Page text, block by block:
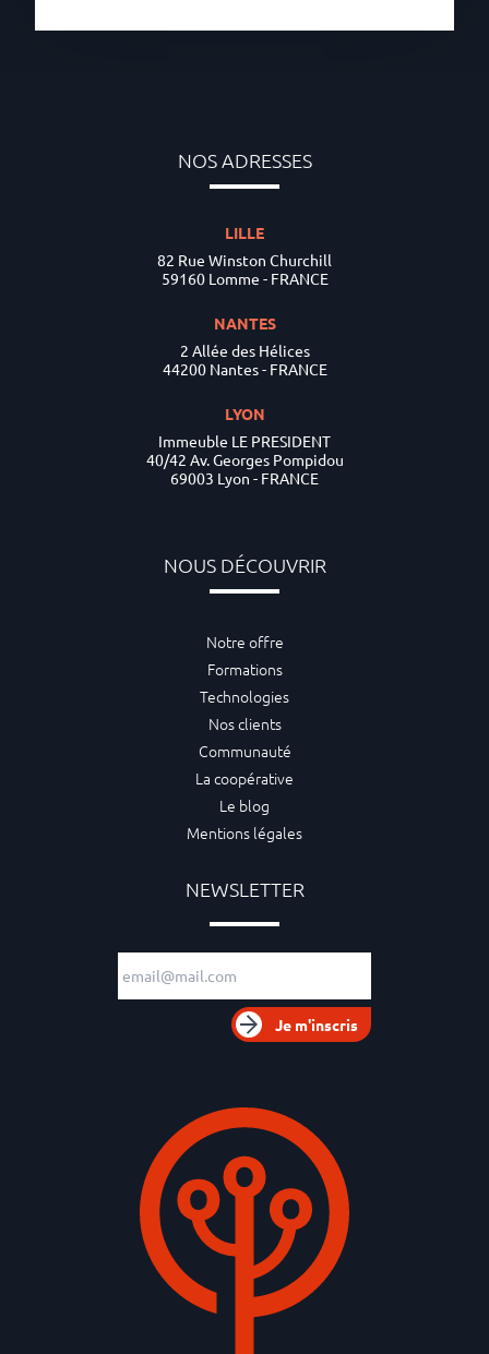
NOS ADRESSES
LILLE
82 Rue Winston Churchill
59160 Lomme - FRANCE
NANTES
2 Allée des Hélices
44200 Nantes - FRANCE
LYON
Immeuble LE PRESIDENT
40/42 Av. Georges Pompidou
69003 Lyon - FRANCE
NOUS DÉCOUVRIR
Notre offre
Formations
Technologies
Nos clients
Communauté
La coopérative
Le blog
Mentions légales
NEWSLETTER
Adresse e-mail
Je m'inscris